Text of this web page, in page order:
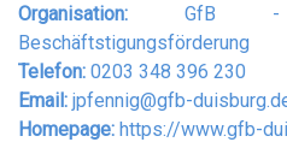
Organisation: GfB -
Beschäftstigungsförderung
Telefon: 0203 348 396 230
Email: jpfennig@gfb-
Homepage: https://www.gfb-